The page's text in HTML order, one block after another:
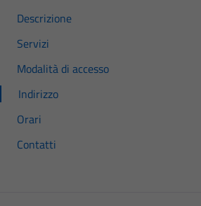
Descrizione
Servizi
Modalità di accesso
Indirizzo
Orari
Contatti